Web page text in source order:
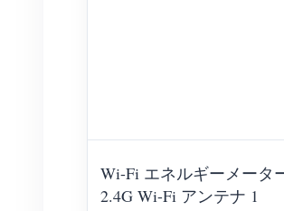
Wi-Fi エネルギーメータ
2.4G Wi-Fi アンテナ 1